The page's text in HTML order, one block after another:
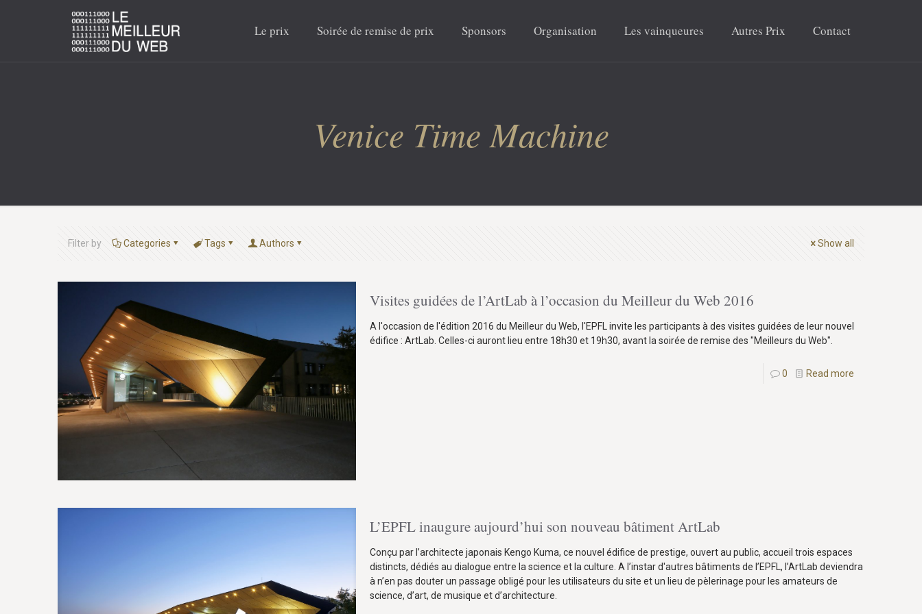
Le prix Soirée de remise de prix Sponsors Organisation Les vainqueures Autres Prix Contact
Venice Time Machine
Filter by Categories Tags Authors Show all
Visites guidées de l’ArtLab à l’occasion du Meilleur du Web 2016
A l'occasion de l'édition 2016 du Meilleur du Web, l'EPFL invite les participants à des visites guidées de leur nouvel
édifice : ArtLab. Celles-ci auront lieu entre 18h30 et 19h30, avant la soirée de remise des "Meilleurs du Web".
0 Read more
L’EPFL inaugure aujourd’hui son nouveau bâtiment ArtLab
Conçu par l’architecte japonais Kengo Kuma, ce nouvel édifice de prestige, ouvert au public, accueil trois espaces
distincts, dédiés au dialogue entre la science et la culture. A l’instar d'autres bâtiments de l’EPFL, l’ArtLab deviendra
à n’en pas douter un passage obligé pour les utilisateurs du site et un lieu de pèlerinage pour les amateurs de
science, d’art, de musique et d’architecture.